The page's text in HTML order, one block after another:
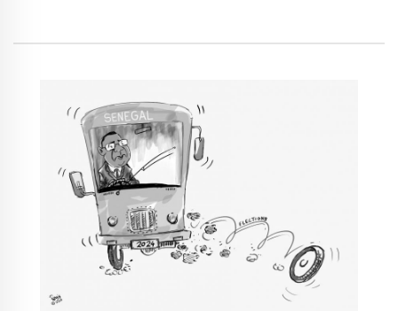
النزاعات الدولية والإقليمية عن ايجاد حل للمعضلة